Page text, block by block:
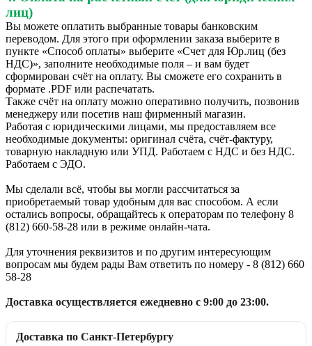
лиц)
Вы можете оплатить выбранные товары банковским
переводом. Для этого при оформлении заказа выберите в
пункте «Способ оплаты» выберите «Счет для Юр.лиц (без
НДС)», заполните необходимые поля – и вам будет
сформирован счёт на оплату. Вы сможете его сохранить в
формате .PDF или распечатать.
Также счёт на оплату можно оперативно получить, позвонив
менеджеру или посетив наш фирменный магазин.
Работая с юридическими лицами, мы предоставляем все
необходимые документы: оригинал счёта, счёт-фактуру,
товарную накладную или УПД. Работаем с НДС и без НДС.
Работаем с ЭДО.
Мы сделали всё, чтобы вы могли рассчитаться за
приобретаемый товар удобным для вас способом. А если
остались вопросы, обращайтесь к операторам по телефону 8
(812) 660-58-28 или в режиме онлайн-чата.
Для уточнения реквизитов и по другим интересующим
вопросам мы будем рады Вам ответить по номеру - 8 (812) 660
58-28
Доставка осуществляется ежедневно с 9:00 до 23:00.
Доставка по Санкт-Петербургу